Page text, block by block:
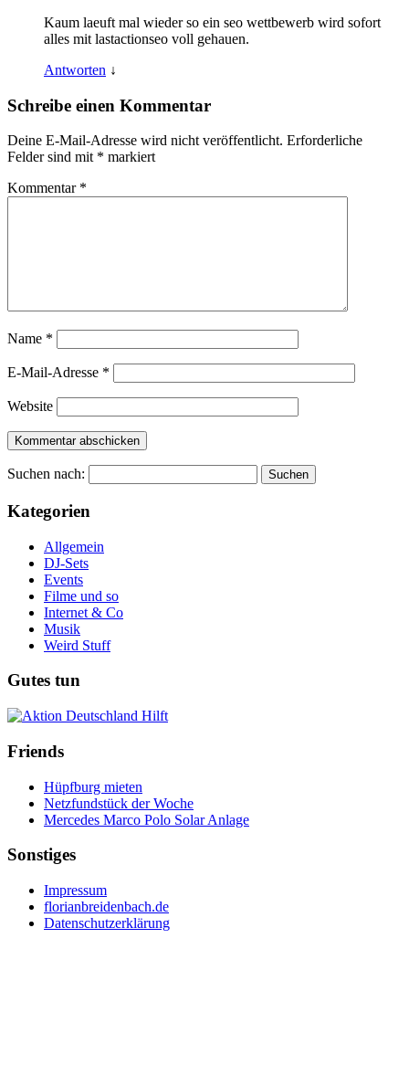
Kaum laeuft mal wieder so ein seo wettbewerb wird sofort
alles mit lastactionseo voll gehauen.
Antworten ↓
Schreibe einen Kommentar
Deine E-Mail-Adresse wird nicht veröffentlicht. Erforderliche
Felder sind mit * markiert
Kommentar *
Name *
E-Mail-Adresse *
Website
Suchen nach:
Kategorien
Allgemein
DJ-Sets
Events
Filme und so
Internet & Co
Musik
Weird Stuff
Gutes tun
Friends
Hüpfburg mieten
Netzfundstück der Woche
Mercedes Marco Polo Solar Anlage
Sonstiges
Impressum
florianbreidenbach.de
Datenschutzerklärung